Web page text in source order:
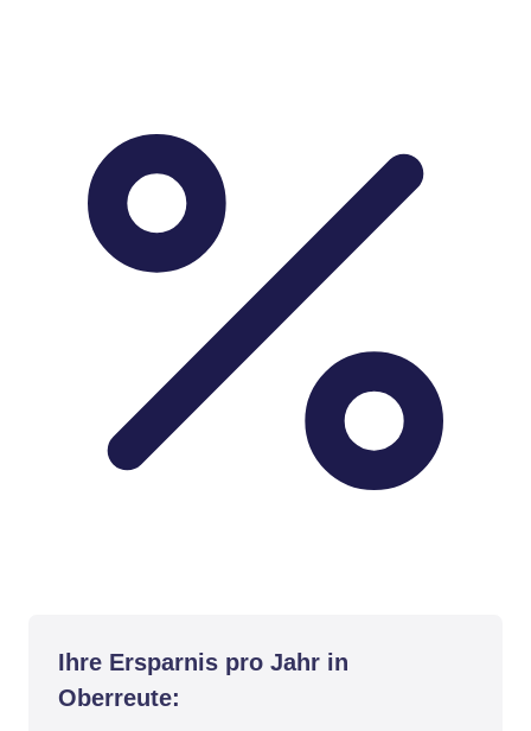
Ihre Ersparnis pro Jahr in
Oberreute: